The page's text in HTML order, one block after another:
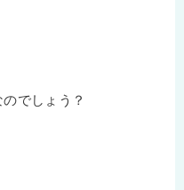
でしょう？